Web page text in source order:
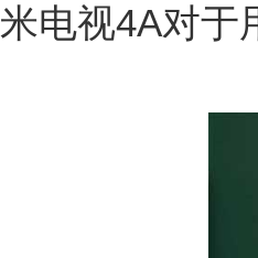
米电视4A对于